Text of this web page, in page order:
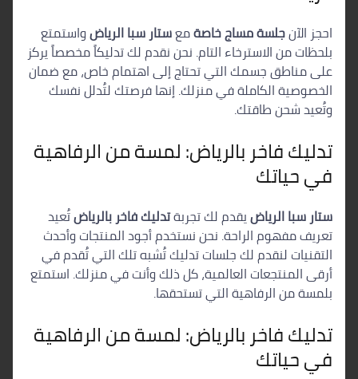
احجز الآنجلسة مساج خاصةمعستار سبا الرياضواستمتع
بلحظات من الاسترخاء التام. نحن نقدم لك تدليكاً مخصصاً يركز
على مناطق جسمك التي تحتاج إلى اهتمام خاص، مع ضمان
الخصوصية الكاملة في منزلك. إنها فرصتك لتُدلل نفسك
وتُعيد شحن طاقتك.
تدليك فاخر بالرياض: لمسة من الرفاهية
في حياتك
ستار سبا الرياضيقدم لك تجربةتدليك فاخر بالرياضتُعيد
تعريف مفهوم الراحة. نحن نستخدم أجود المنتجات وأحدث
التقنيات لنقدم لك جلسات تدليك تُشبه تلك التي تُقدم في
أرقى المنتجعات العالمية، كل ذلك وأنت في منزلك. استمتع
بلمسة من الرفاهية التي تستحقها.
تدليك فاخر بالرياض: لمسة من الرفاهية
في حياتك